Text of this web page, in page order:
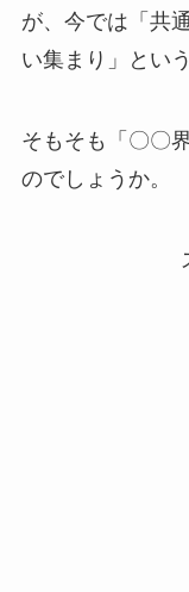
が、今では「共
い集まり」とい
そもそも「〇〇
のでしょうか。